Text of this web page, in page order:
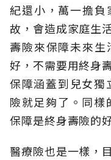
紀還小，萬一擔
故，會造成家庭生
壽險來保障未來
好，不需要用終身
保障涵蓋到兒女獨
險就足夠了。同樣
保障是終身壽險的
醫療險也是一樣，